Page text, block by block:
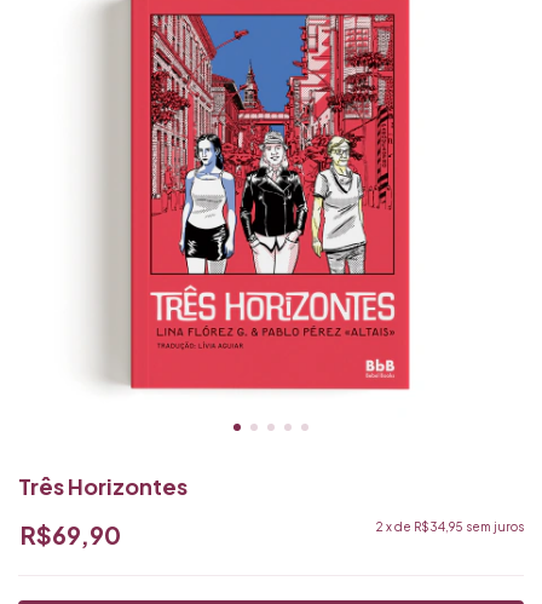
Três Horizontes
R$69,90 2 x de R$34,95 sem juros